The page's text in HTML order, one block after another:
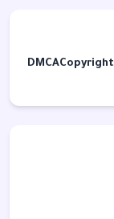
Copyright
DMCA